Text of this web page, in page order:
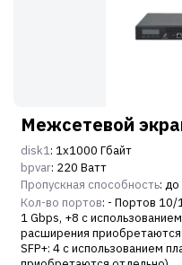
Межсетевой
disk1: 1х1000 Гбайт
bpvar: 220 Ватт
Пропускная способность:
Кол-во портов: - Портов 10/
1 Gbps, +8 с
расширения
SFP+: 4 с использованием